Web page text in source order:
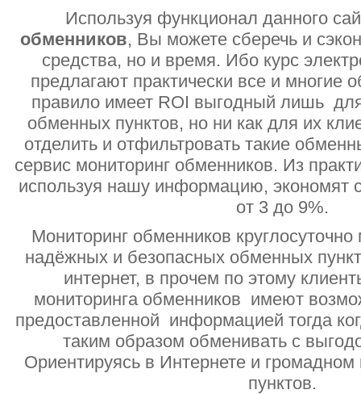
Используя функционал данного
обменников, Вы можете сберечь и
средства, но и время. Ибо курс
предлагают практически все и многие
правило имеет ROI выгодный лишь
обменных пунктов, но ни как для их
отделить и отфильтровать такие
сервис мониторинг обменников. Из
используя нашу информацию, экономят
от 3 до 9%.
Мониторинг обменников круглосуточно
надёжных и безопасных обменных
интернет, в прочем по этому
мониторинга обменников имеют
предоставленной информацией тогда
таким образом обменивать с
Ориентируясь в Интернете и
пунктов.